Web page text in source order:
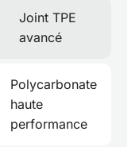
Joint TPE
avancé
Polycarbonate
haute
performance